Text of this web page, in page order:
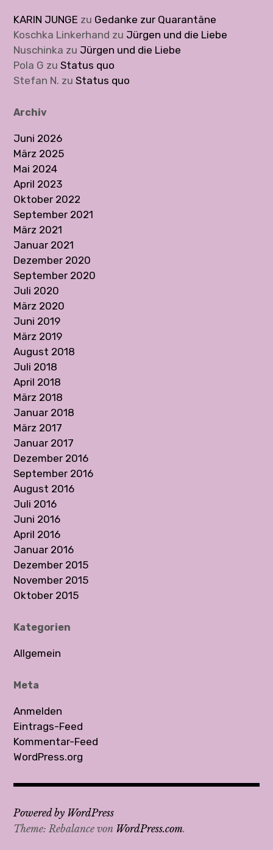
KARIN JUNGE zu Gedanke zur Quarantäne
Koschka Linkerhand zu Jürgen und die Liebe
Nuschinka zu Jürgen und die Liebe
Pola G zuStatus quo
Stefan N. zuStatus quo
Archiv
Juni 2026
März 2025
Mai 2024
April 2023
Oktober 2022
September 2021
März 2021
Januar 2021
Dezember 2020
September 2020
Juli 2020
März 2020
Juni 2019
März 2019
August 2018
Juli 2018
April 2018
März 2018
Januar 2018
März 2017
Januar 2017
Dezember 2016
September 2016
August 2016
Juli 2016
Juni 2016
April 2016
Januar 2016
Dezember 2015
November 2015
Oktober 2015
Kategorien
Allgemein
Meta
Anmelden
Eintrags-Feed
Kommentar-Feed
WordPress.org
Powered by WordPress
Theme: Rebalance von WordPress.com.